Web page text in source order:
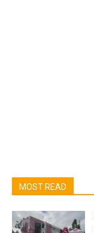
MOST READ